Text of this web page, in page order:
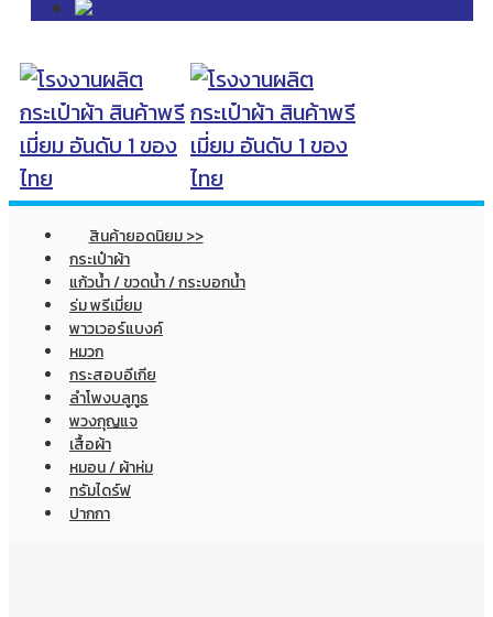
สินค้ายอดนิยม >>
กระเป๋าผ้า
แก้วน้ำ / ขวดน้ำ / กระบอกน้ำ
ร่ม พรีเมี่ยม
พาวเวอร์แบงค์
หมวก
กระสอบอีเกีย
ลำโพงบลูทูธ
พวงกุญแจ
เสื้อผ้า
หมอน / ผ้าห่ม
ทรัมไดร์ฟ
ปากกา